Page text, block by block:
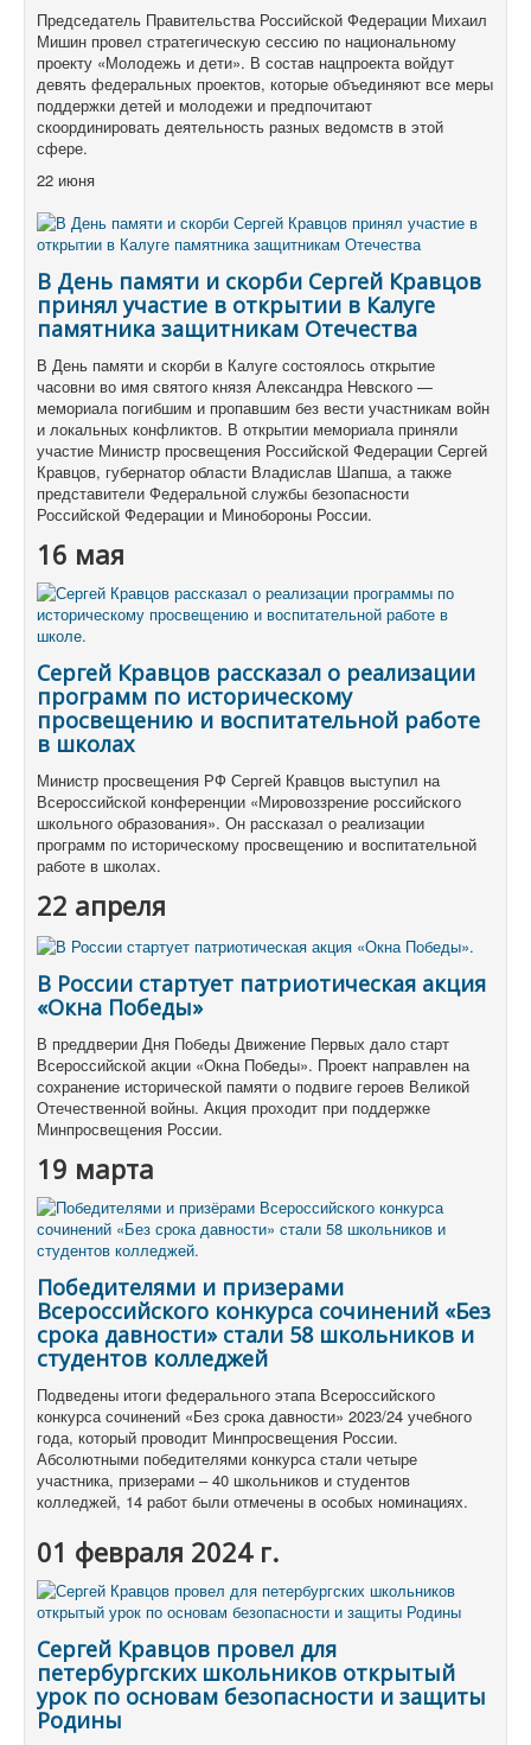
Председатель Правительства Российской Федерации Михаил
Мишин провел стратегическую сессию по национальному
проекту «Молодежь и дети». В состав нацпроекта войдут
девять федеральных проектов, которые объединяют все меры
поддержки детей и молодежи и предпочитают
скоординировать деятельность разных ведомств в этой
сфере.
22 июня
В День памяти и скорби Сергей Кравцов
принял участие в открытии в Калуге
памятника защитникам Отечества
В День памяти и скорби в Калуге состоялось открытие
часовни во имя святого князя Александра Невского —
мемориала погибшим и пропавшим без вести участникам войн
и локальных конфликтов. В открытии мемориала приняли
участие Министр просвещения Российской Федерации Сергей
Кравцов, губернатор области Владислав Шапша, а также
представители Федеральной службы безопасности
Российской Федерации и Минобороны России.
16 мая
Сергей Кравцов рассказал о реализации
программ по историческому
просвещению и воспитательной работе
в школах
Министр просвещения РФ Сергей Кравцов выступил на
Всероссийской конференции «Мировоззрение российского
школьного образования». Он рассказал о реализации
программ по историческому просвещению и воспитательной
работе в школах.
22 апреля
В России стартует патриотическая акция
«Окна Победы»
В преддверии Дня Победы Движение Первых дало старт
Всероссийской акции «Окна Победы». Проект направлен на
сохранение исторической памяти о подвиге героев Великой
Отечественной войны. Акция проходит при поддержке
Минпросвещения России.
19 марта
Победителями и призерами
Всероссийского конкурса сочинений «Без
срока давности» стали 58 школьников и
студентов колледжей
Подведены итоги федерального этапа Всероссийского
конкурса сочинений «Без срока давности» 2023/24 учебного
года, который проводит Минпросвещения России.
Абсолютными победителями конкурса стали четыре
участника, призерами – 40 школьников и студентов
колледжей, 14 работ были отмечены в особых номинациях.
01 февраля 2024 г.
Сергей Кравцов провел для
петербургских школьников открытый
урок по основам безопасности и защиты
Родины